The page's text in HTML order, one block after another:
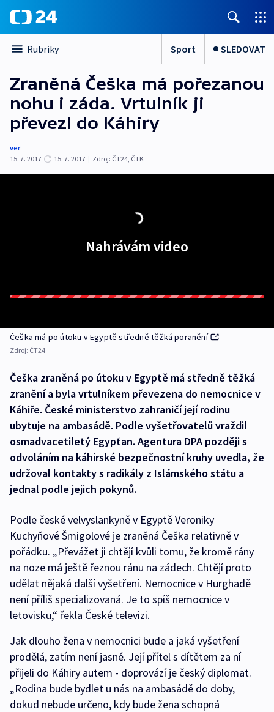
Rubriky Sport SLEDOVAT
Zraněná Češka má pořezanou
nohu i záda. Vrtulník ji
převezl do Káhiry
ver
15. 7. 2017
15. 7. 2017 | Zdroj: ČT24, ČTK
Nahrávám video
Češka má po útoku v Egyptě středně těžká poranění
Zdroj: ČT24
Češka zraněná po útoku v Egyptě má středně těžká
zranění a byla vrtulníkem převezena do nemocnice v
Káhiře. České ministerstvo zahraničí její rodinu
ubytuje na ambasádě. Podle vyšetřovatelů vraždil
osmadvacetiletý Egypťan. Agentura DPA později s
odvoláním na káhirské bezpečnostní kruhy uvedla, že
udržoval kontakty s radikály z Islámského státu a
jednal podle jejich pokynů.
Podle české velvyslankyně v Egyptě Veroniky
Kuchyňové Šmigolové je zraněná Češka relativně v
pořádku. „Převážet ji chtějí kvůli tomu, že kromě rány
na noze má ještě řeznou ránu na zádech. Chtějí proto
udělat nějaká další vyšetření. Nemocnice v Hurghadě
není příliš specializovaná. Je to spíš nemocnice v
letovisku,“ řekla České televizi.
Jak dlouho žena v nemocnici bude a jaká vyšetření
prodělá, zatím není jasné. Její přítel s dítětem za ní
přijeli do Káhiry autem - doprovází je český diplomat.
„Rodina bude bydlet u nás na ambasádě do doby,
dokud nebude určeno, kdy bude žena schopná